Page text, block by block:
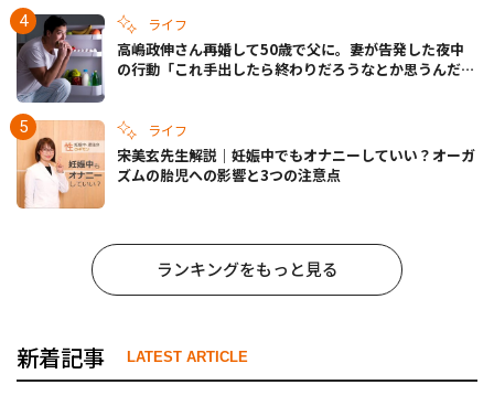
ライフ
高嶋政伸さん再婚して50歳で父に。妻が告発した夜中
の行動「これ手出したら終わりだろうなとか思うんだけ
ライフ
宋美玄先生解説｜妊娠中でもオナニーしていい？オーガ
ズムの胎児への影響と3つの注意点
ランキングをもっと見る
新着記事 LATEST ARTICLE